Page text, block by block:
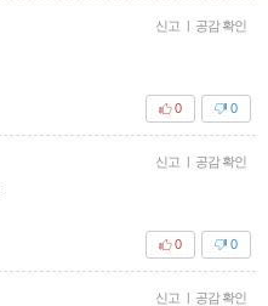
신고 | 공감 확인
0
0
신고 | 공감 확인
0
0
신고 | 공감 확인